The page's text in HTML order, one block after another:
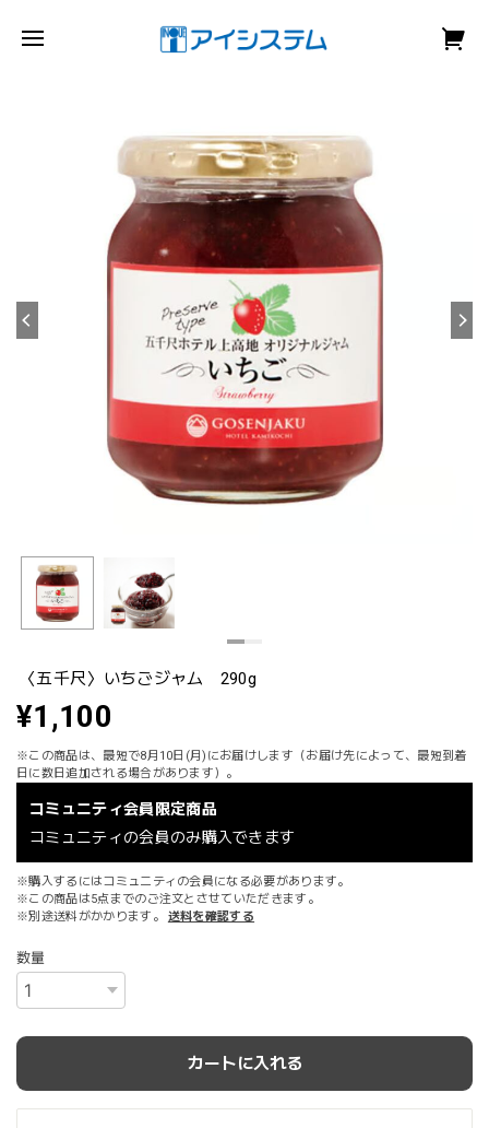
〈五千尺〉いちごジャム 290g
¥1,100
※この商品は、最短で8月10日(月)にお届けします（お届け先によって、最短到着
日に数日追加される場合があります）。
コミュニティ会員限定商品
コミュニティの会員のみ購入できます
※購入するにはコミュニティの会員になる必要があります。
※この商品は5点までのご注文とさせていただきます。
※別途送料がかかります。
送料を確認する
数量
カートに入れる